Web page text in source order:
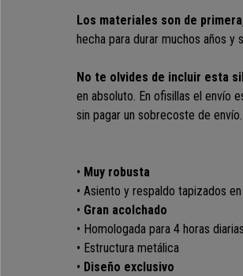
Los materiales son de
hecha para durar muchos años y
No te olvides de incluir esta
en absoluto. En ofisillas el envío
sin pagar un sobrecoste de envío.
• Muy robusta
• Asiento y respaldo tapizados en
• Gran acolchado
• Homologada para 4 horas diarias
• Estructura metálica
• Diseño exclusivo